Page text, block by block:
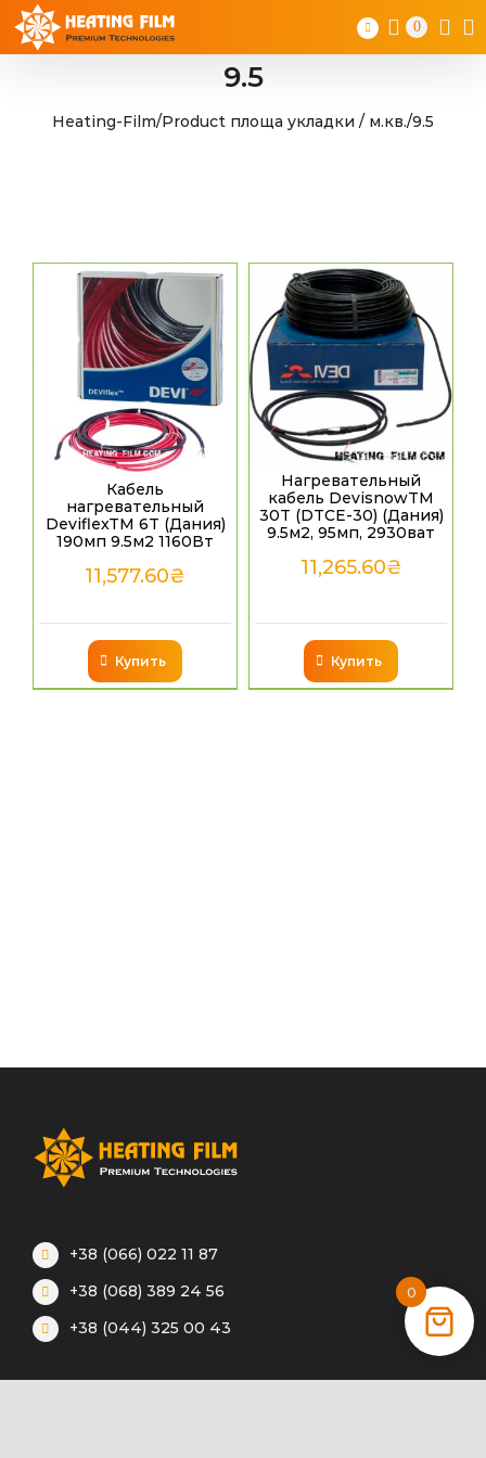
Skip
0
9.5
Heating-Film/Product площа укладки / м.кв./9.5
Кабель
нагревательный
DeviflexTM 6T (Дания)
190мп 9.5м2 1160Вт
11,577.60₴
Купить
Нагревательный
кабель DevisnowТМ
30T (DTCE-30) (Дания)
9.5м2, 95мп, 2930ват
11,265.60₴
Купить
+38 (066) 022 11 87
+38 (068) 389 24 56
+38 (044) 325 00 43
0